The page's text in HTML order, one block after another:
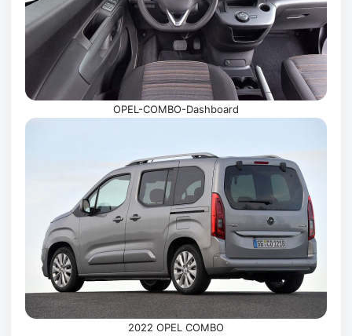
OPEL-COMBO-Dashboard
2022 OPEL COMBO